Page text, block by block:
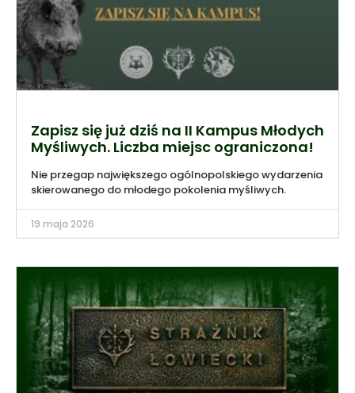
Zapisz się już dziś na II Kampus Młodych
Myśliwych. Liczba miejsc ograniczona!
Nie przegap największego ogólnopolskiego wydarzenia
skierowanego do młodego pokolenia myśliwych.
19 maja 2026